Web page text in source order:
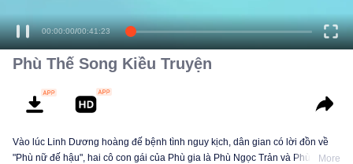
00:00:00/00:41:23
Phù Thế Song Kiều Truyện
Vào lúc Linh Dương hoàng đế bệnh tình nguy kịch, dân gian có lời đồn về
"Phù nữ đế hậu", hai cô con gái của Phù gia là Phù Ngọc Trản và Phù KimMore